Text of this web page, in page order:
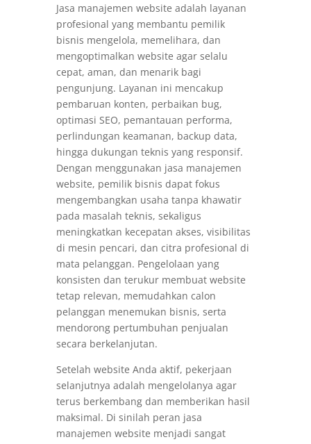
Jasa manajemen website adalah layanan
profesional yang membantu pemilik
bisnis mengelola, memelihara, dan
mengoptimalkan website agar selalu
cepat, aman, dan menarik bagi
pengunjung. Layanan ini mencakup
pembaruan konten, perbaikan bug,
optimasi SEO, pemantauan performa,
perlindungan keamanan, backup data,
hingga dukungan teknis yang responsif.
Dengan menggunakan jasa manajemen
website, pemilik bisnis dapat fokus
mengembangkan usaha tanpa khawatir
pada masalah teknis, sekaligus
meningkatkan kecepatan akses, visibilitas
di mesin pencari, dan citra profesional di
mata pelanggan. Pengelolaan yang
konsisten dan terukur membuat website
tetap relevan, memudahkan calon
pelanggan menemukan bisnis, serta
mendorong pertumbuhan penjualan
secara berkelanjutan.
Setelah website Anda aktif, pekerjaan
selanjutnya adalah mengelolanya agar
terus berkembang dan memberikan hasil
maksimal. Di sinilah peran jasa
manajemen website menjadi sangat